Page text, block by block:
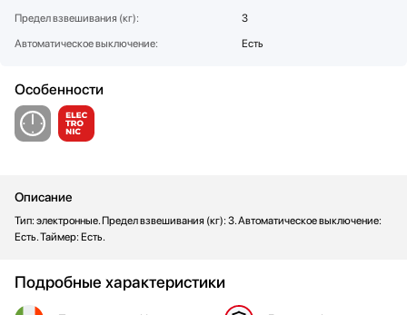
Тостеры
Фены
Холодильники
Холодильное оборудование
Предел взвешивания (кг):
3
Автоматическое выключение:
Есть
Особенности
Описание
Тип: электронные. Предел взвешивания (кг): 3. Автоматическое выключение:
Есть. Таймер: Есть.
Подробные характеристики